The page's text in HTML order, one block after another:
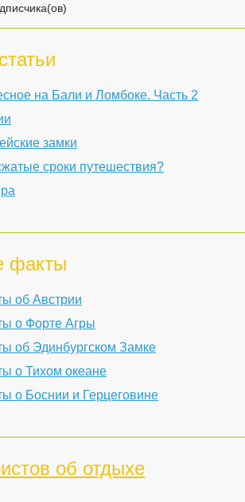
на Бали и Ломбоке. Часть 2
замки
сроки путешествия?
факты
об Австрии
о Форте Агры
об Эдинбургском Замке
о Тихом океане
о Боснии и Герцеговине
об отдыхе